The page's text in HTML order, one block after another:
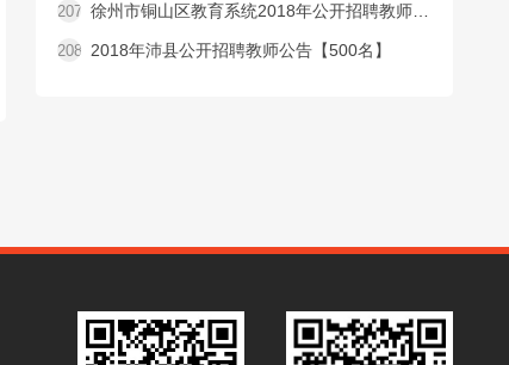
207 徐州市铜山区教育系统2018年公开招聘教师公告【525名】
208 2018年沛县公开招聘教师公告【500名】